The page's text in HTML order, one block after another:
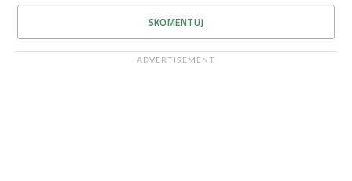
SKOMENTUJ
ADVERTISEMENT